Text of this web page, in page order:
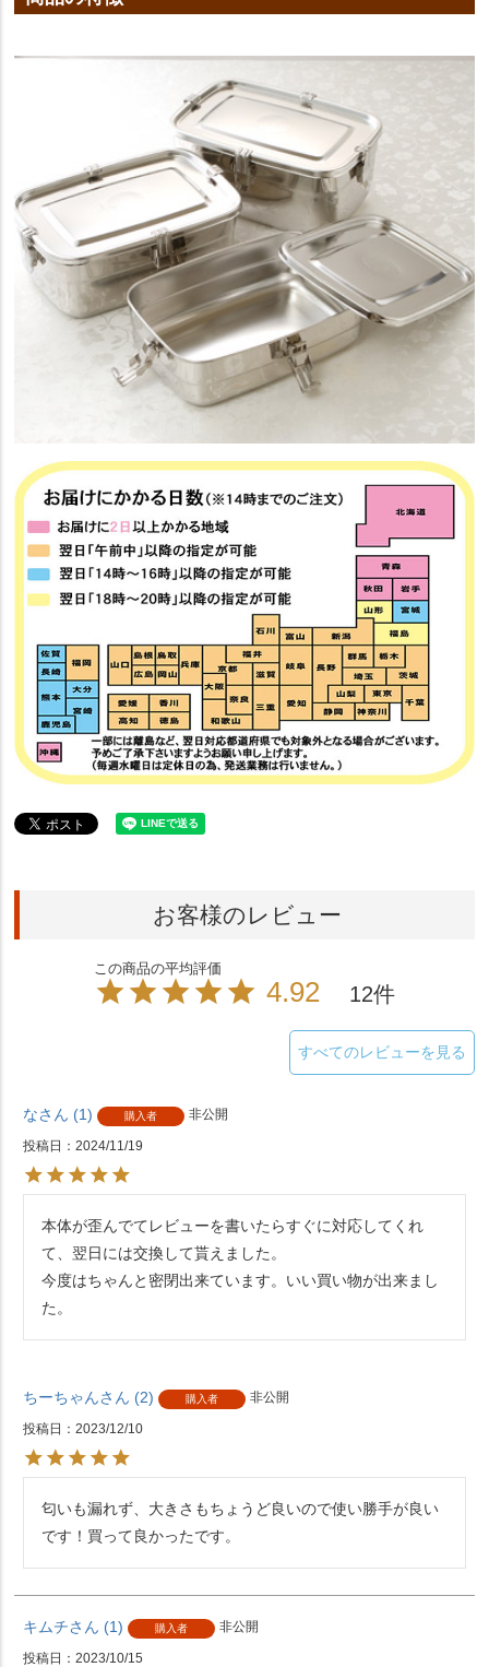
お客様のレビュー
4.92 12
すべてのレビューを見る
な 1 購入者 非公開
投稿日 2024/11/19
本体が歪んでてレビューを書いたらすぐに対応してくれ
て、翌日には交換して貰えました。
今度はちゃんと密閉出来ています。いい買い物が出来まし
た。
ちーちゃん 2 購入者 非公開
投稿日 2023/12/10
匂いも漏れず、大きさもちょうど良いので使い勝手が良い
です！買って良かったです。
キムチ 1 購入者 非公開
投稿日 2023/10/15